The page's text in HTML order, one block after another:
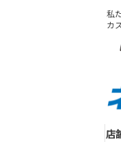
店
私
カ